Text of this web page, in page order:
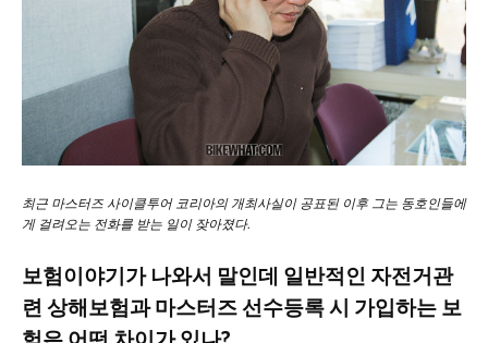
최근 마스터즈 사이클투어 코리아의 개최사실이 공표된 이후 그는 동호인들에
게 걸려오는 전화를 받는 일이 잦아졌다.
보험이야기가 나와서 말인데 일반적인 자전거관
련 상해보험과 마스터즈 선수등록 시 가입하는 보